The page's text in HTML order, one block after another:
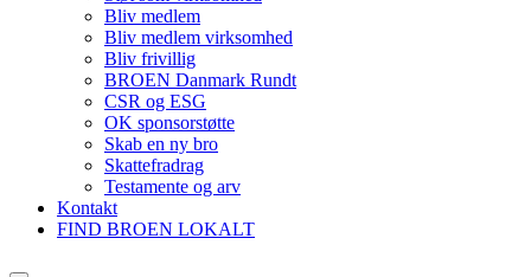
Bliv medlem
Bliv medlem virksomhed
Bliv frivillig
BROEN Danmark Rundt
CSR og ESG
OK sponsorstøtte
Skab en ny bro
Skattefradrag
Testamente og arv
Kontakt
FIND BROEN LOKALT